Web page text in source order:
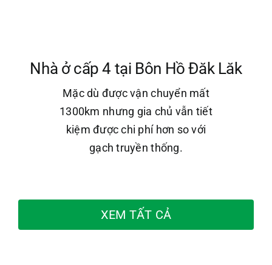
Nhà ở cấp 4 tại Bôn Hồ Đăk Lăk
Mặc dù được vận chuyển mất
1300km nhưng gia chủ vẫn tiết
kiệm được chi phí hơn so với
gạch truyền thống.
XEM TẤT CẢ